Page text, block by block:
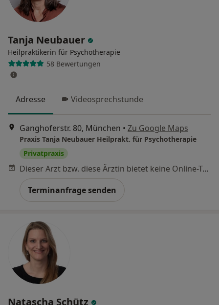
Tanja Neubauer
Heilpraktikerin für Psychotherapie
58 Bewertungen
Adresse Videosprechstunde
Ganghoferstr. 80, München • Zu Google Maps
Praxis Tanja Neubauer Heilprakt. für Psychotherapie
Privatpraxis
Dieser Arzt bzw. diese Ärztin bietet keine Online-Terminbuchung an diesem Standort an.
Terminanfrage senden
Natascha Schütz